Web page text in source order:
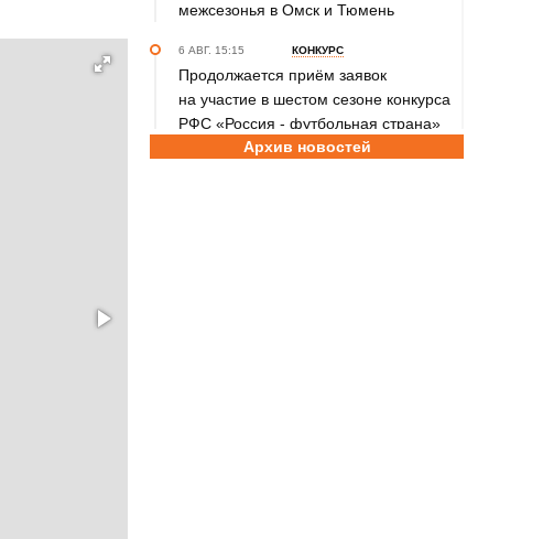
межсезонья в Омск и Тюмень
6 АВГ. 15:15 КОНКУРС
Продолжается приём заявок
на участие в шестом сезоне конкурса
РФС «Россия - футбольная страна»
Архив новостей